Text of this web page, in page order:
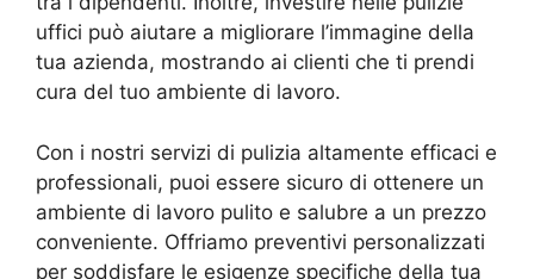
uffici può aiutare a migliorare l’immagine della
tua azienda, mostrando ai clienti che ti prendi
cura del tuo ambiente di lavoro.
Con i nostri servizi di pulizia altamente efficaci e
professionali, puoi essere sicuro di ottenere un
ambiente di lavoro pulito e salubre a un prezzo
conveniente. Offriamo preventivi personalizzati
per soddisfare le esigenze specifiche della tua